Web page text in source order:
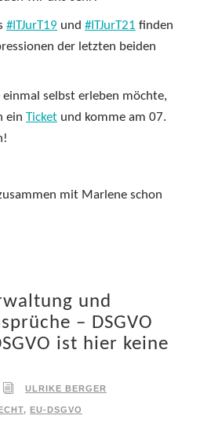
#ITJurT19 und #ITJurT21 finden
der letzten beiden
einmal selbst erleben möchte,
ein Ticket und komme am 07.
mit Marlene schon
und
– DSGVO
ist hier keine
ULRIKE BERGER
, EU-DSGVO